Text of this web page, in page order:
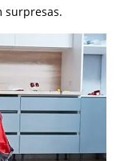
surpresas.